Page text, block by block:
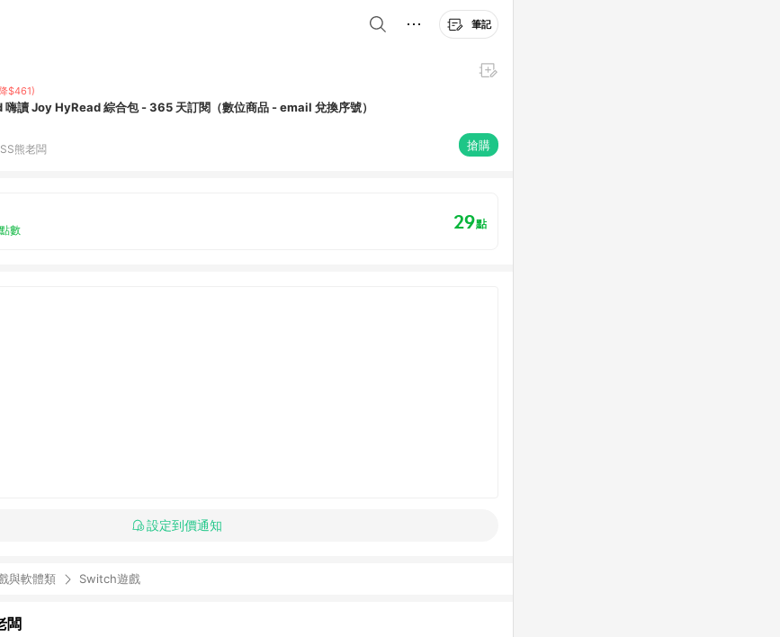
筆記
$461)
嗨讀 Joy HyRead 綜合包 - 365 天訂閱（數位商品 - email 兌換序號）
熊老闆 搶購
數 29點
設定到價通知
與軟體類 Switch遊戲
闆